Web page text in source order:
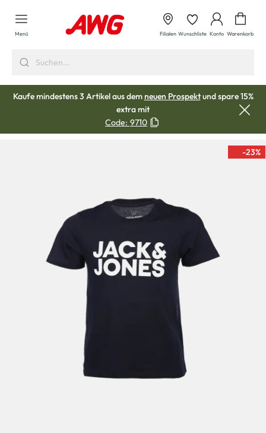
springen
Menü Filialen Wunschliste Konto Warenkorb
Kaufe mindestens 3 Artikel aus demneuen Prospektund spare 15%
extra mit
Code: 9710
-23%